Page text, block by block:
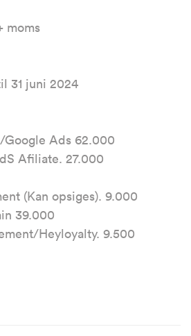
moms
31 juni 2024
Google Ads 62.000
Afiliate. 27.000
(Kan opsiges). 9.000
39.000
Heyloyalty. 9.500